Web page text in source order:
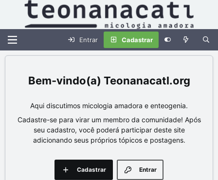
Entrar Cadastrar
Teonanacatl.org
Aqui discutimos micologia amadora e enteogenia.
Cadastre-se para virar um membro da comunidade! Após
seu cadastro, você poderá participar deste site
adicionando seus próprios tópicos e postagens.
Entrar
Cadastrar